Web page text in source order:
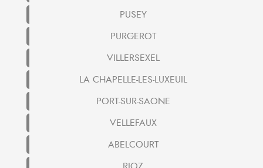
PUSEY
PURGEROT
VILLERSEXEL
LA CHAPELLE-LES-LUXEUIL
PORT-SUR-SAONE
VELLEFAUX
ABELCOURT